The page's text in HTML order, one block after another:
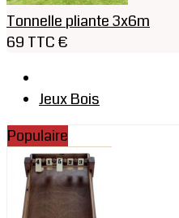
Tonnelle pliante 3x6m
69 TTC €
Jeux Bois
Populaire